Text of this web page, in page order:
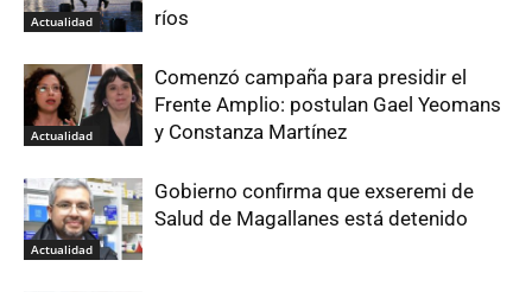
Actualidad
ríos
Actualidad
Comenzó campaña para presidir el
Frente Amplio: postulan Gael Yeomans
y Constanza Martínez
Actualidad
Gobierno confirma que exseremi de
Salud de Magallanes está detenido